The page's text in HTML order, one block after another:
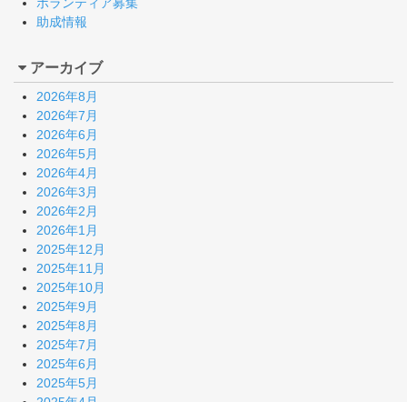
ボランティア募集
助成情報
アーカイブ
2026年8月
2026年7月
2026年6月
2026年5月
2026年4月
2026年3月
2026年2月
2026年1月
2025年12月
2025年11月
2025年10月
2025年9月
2025年8月
2025年7月
2025年6月
2025年5月